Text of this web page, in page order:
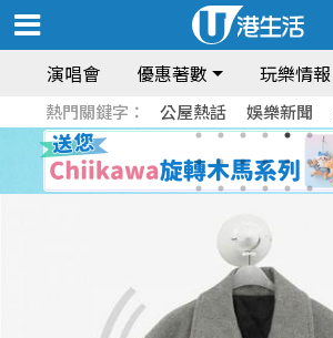
演唱會 優惠著數 玩樂情報
熱門關鍵字： 公屋熱話 娛樂新聞